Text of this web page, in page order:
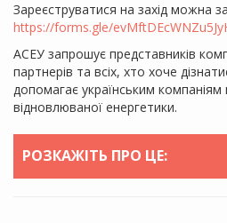
Зареєструватися на захід можна
https://forms.gle/
АСЕУ запрошує представників
партнерів та всіх, хто хоче
допомагає українським
відновлюваної енергетики.
РОЗКАЖІТЬ ПРО ЦЕ: